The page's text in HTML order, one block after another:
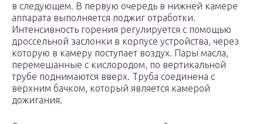
в следующем. В первую очередь в нижней камере
аппарата выполняется поджиг отработки.
Интенсивность горения регулируется с помощью
дроссельной заслонки в корпусе устройства, через
которую в камеру поступает воздух. Пары масла,
перемешанные с кислородом, по вертикальной
трубе поднимаются вверх. Труба соединена с
верхним бачком, который является камерой
дожигания.